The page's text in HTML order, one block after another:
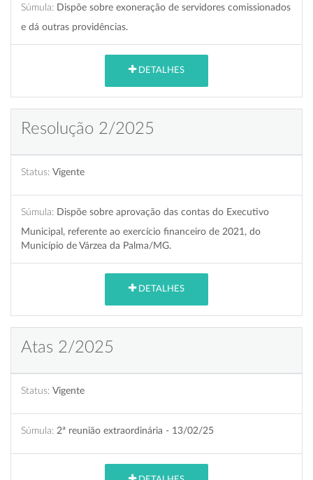
Súmula: Dispõe sobre exoneração de servidores comissionados
e dá outras providências.
DETALHES
Resolução 2/2025
Status: Vigente
Súmula: Dispõe sobre aprovação das contas do Executivo
Municipal, referente ao exercício financeiro de 2021, do
Município de Várzea da Palma/MG.
DETALHES
Atas 2/2025
Status: Vigente
Súmula: 2ª reunião extraordinária - 13/02/25